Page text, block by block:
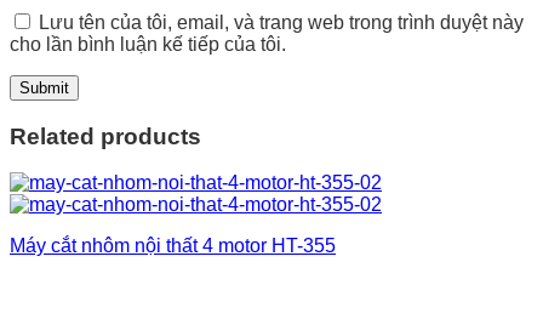
Lưu tên của tôi, email, và trang web trong trình duyệt này
cho lần bình luận kế tiếp của tôi.
Related products
Máy cắt nhôm nội thất 4 motor HT-355